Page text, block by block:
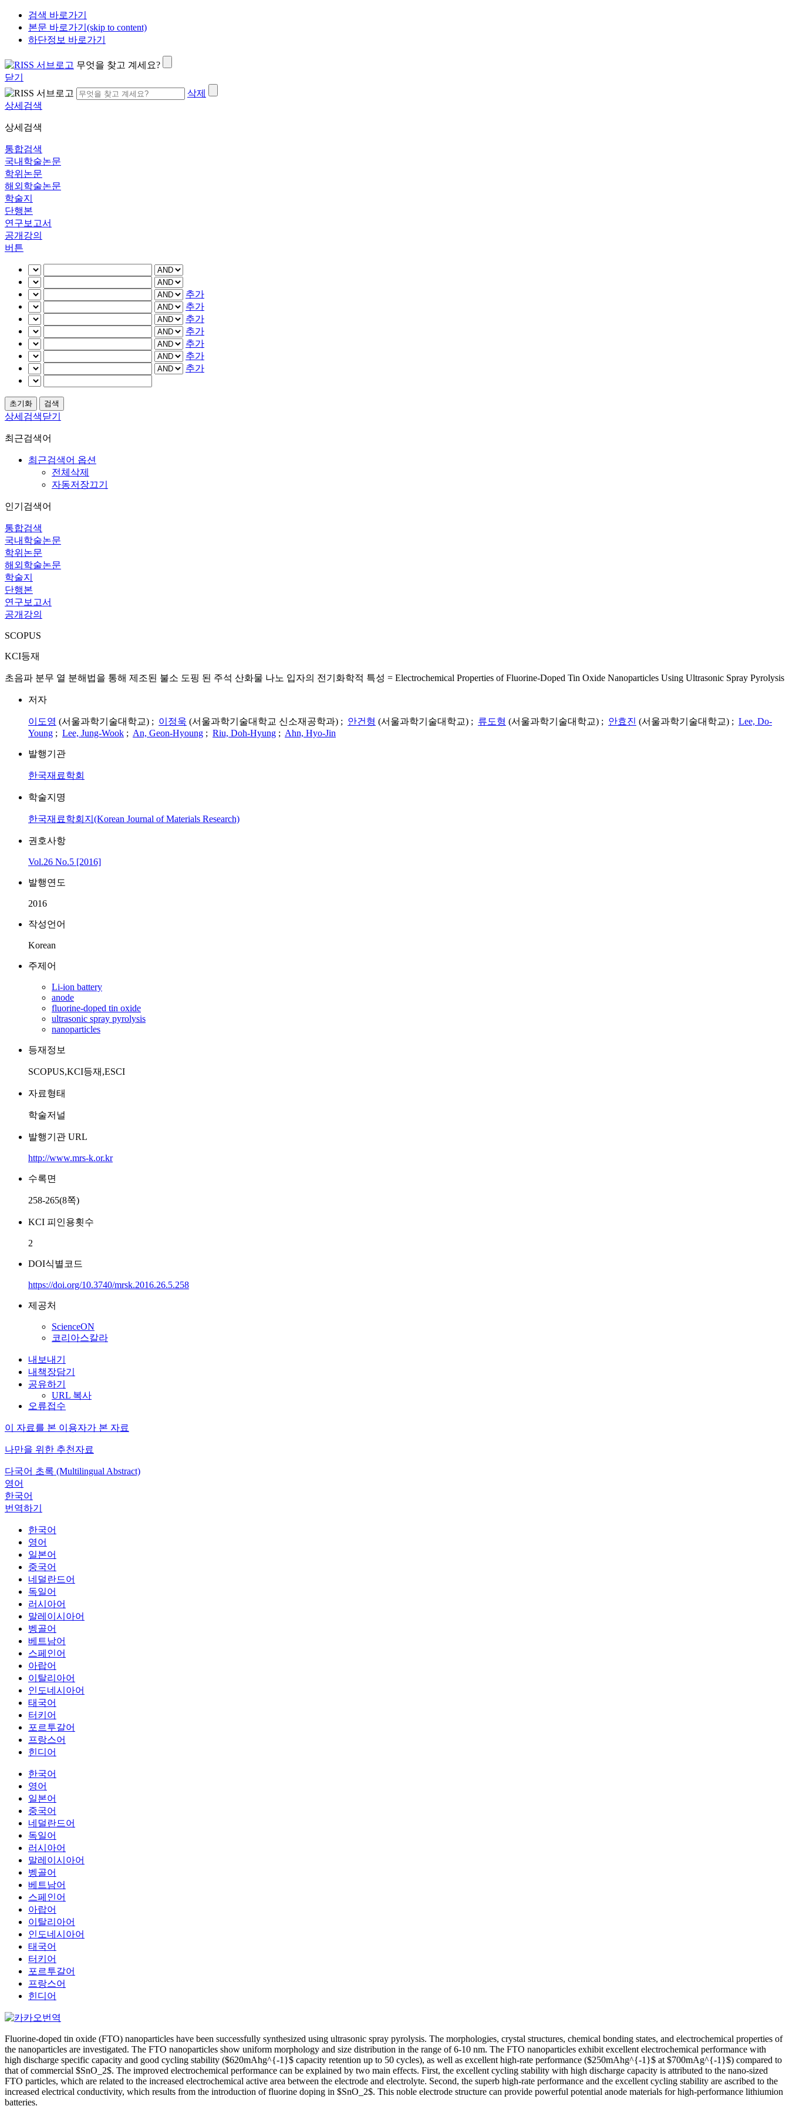
검색 바로가기
본문 바로가기(skip to content)
하단정보 바로가기
무엇을 찾고 계세요?
닫기
삭제
상세검색
상세검색
통합검색
국내학술논문
학위논문
해외학술논문
학술지
단행본
연구보고서
공개강의
버튼
추가
추가
추가
추가
추가
추가
추가
상세검색닫기
최근검색어
최근검색어 옵션
전체삭제
자동저장끄기
인기검색어
통합검색
국내학술논문
학위논문
해외학술논문
학술지
단행본
연구보고서
공개강의
SCOPUS
KCI등재
초음파 분무 열 분해법을 통해 제조된 불소 도핑 된 주석 산화물 나노 입자의 전기화학적 특성 = Electrochemical Properties of Fluorine-Doped Tin Oxide Nanoparticles Using Ultrasonic Spray Pyrolysis
저자
이도영 (서울과학기술대학교) ; 이정욱 (서울과학기술대학교 신소재공학과) ; 안건형 (서울과학기술대학교) ; 류도형 (서울과학기술대학교) ; 안효진 (서울과학기술대학교) ; Lee, Do-
Young ; Lee, Jung-Wook ; An, Geon-Hyoung ; Riu, Doh-Hyung ; Ahn, Hyo-Jin
발행기관
한국재료학회
학술지명
한국재료학회지(Korean Journal of Materials Research)
권호사항
Vol.26 No.5 [2016]
발행연도
2016
작성언어
Korean
주제어
Li-ion battery
anode
fluorine-doped tin oxide
ultrasonic spray pyrolysis
nanoparticles
등재정보
SCOPUS,KCI등재,ESCI
자료형태
학술저널
발행기관 URL
http://www.mrs-k.or.kr
수록면
258-265(8쪽)
KCI 피인용횟수
2
DOI식별코드
https://doi.org/10.3740/mrsk.2016.26.5.258
제공처
ScienceON
코리아스칼라
내보내기
내책장담기
공유하기
URL 복사
오류접수
이 자료를 본 이용자가 본 자료
나만을 위한 추천자료
다국어 초록 (Multilingual Abstract)
영어
한국어
번역하기
한국어
영어
일본어
중국어
네덜란드어
독일어
러시아어
말레이시아어
벵골어
베트남어
스페인어
아랍어
이탈리아어
인도네시아어
태국어
터키어
포르투갈어
프랑스어
힌디어
한국어
영어
일본어
중국어
네덜란드어
독일어
러시아어
말레이시아어
벵골어
베트남어
스페인어
아랍어
이탈리아어
인도네시아어
태국어
터키어
포르투갈어
프랑스어
힌디어
Fluorine-doped tin oxide (FTO) nanoparticles have been successfully synthesized using ultrasonic spray pyrolysis. The morphologies, crystal structures, chemical bonding states, and electrochemical properties of
the nanoparticles are investigated. The FTO nanoparticles show uniform morphology and size distribution in the range of 6-10 nm. The FTO nanoparticles exhibit excellent electrochemical performance with
high discharge specific capacity and good cycling stability ($620mAhg^{-1}$ capacity retention up to 50 cycles), as well as excellent high-rate performance ($250mAhg^{-1}$ at $700mAg^{-1}$) compared to
that of commercial $SnO_2$. The improved electrochemical performance can be explained by two main effects. First, the excellent cycling stability with high discharge capacity is attributed to the nano-sized
FTO particles, which are related to the increased electrochemical active area between the electrode and electrolyte. Second, the superb high-rate performance and the excellent cycling stability are ascribed to the
increased electrical conductivity, which results from the introduction of fluorine doping in $SnO_2$. This noble electrode structure can provide powerful potential anode materials for high-performance lithiumion
batteries.